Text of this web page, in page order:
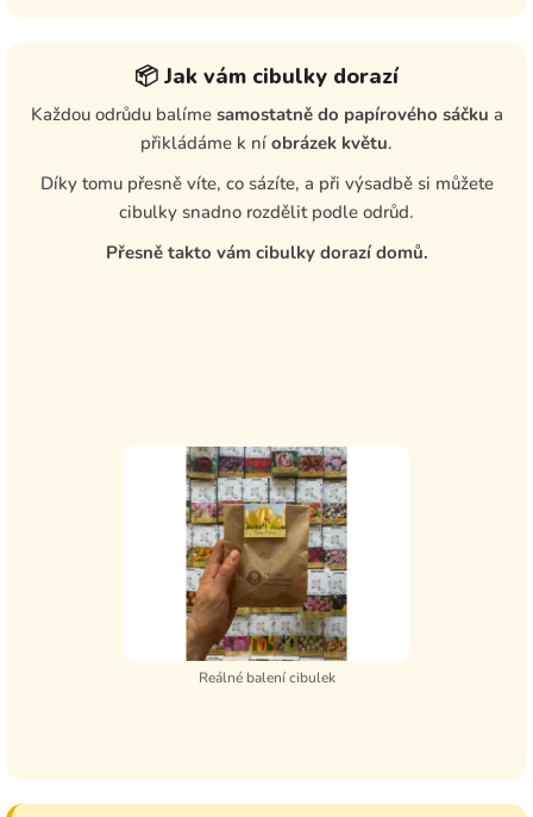
📦 Jak vám cibulky dorazí
Každou odrůdu balíme samostatně do papírového sáčku a
přikládáme k ní obrázek květu.
Díky tomu přesně víte, co sázíte, a při výsadbě si můžete
cibulky snadno rozdělit podle odrůd.
Přesně takto vám cibulky dorazí domů.
Reálné balení cibulek